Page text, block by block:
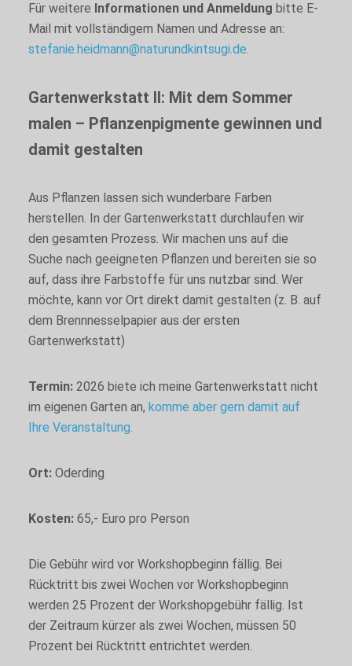
Für weitere Informationen und Anmeldung bitte E-
Mail mit vollständigem Namen und Adresse an:
stefanie.heidmann@naturundkintsugi.de.
Gartenwerkstatt II: Mit dem Sommer
malen – Pflanzenpigmente gewinnen und
damit gestalten
Aus Pflanzen lassen sich wunderbare Farben
herstellen. In der Gartenwerkstatt durchlaufen wir
den gesamten Prozess. Wir machen uns auf die
Suche nach geeigneten Pflanzen und bereiten sie so
auf, dass ihre Farbstoffe für uns nutzbar sind. Wer
möchte, kann vor Ort direkt damit gestalten (z. B. auf
dem Brennnesselpapier aus der ersten
Gartenwerkstatt)
Termin: 2026 biete ich meine Gartenwerkstatt nicht
im eigenen Garten an, komme aber gern damit auf
Ihre Veranstaltung.
Ort: Oderding
Kosten: 65,- Euro pro Person
Die Gebühr wird vor Workshopbeginn fällig. Bei
Rücktritt bis zwei Wochen vor Workshopbeginn
werden 25 Prozent der Workshopgebühr fällig. Ist
der Zeitraum kürzer als zwei Wochen, müssen 50
Prozent bei Rücktritt entrichtet werden.